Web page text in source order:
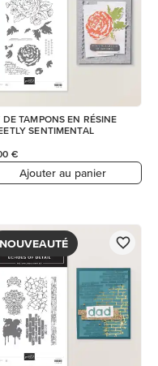
DE TAMPONS EN RÉSINE
SENTIMENTAL
€
Ajouter au panier
NOUVEAUTÉ